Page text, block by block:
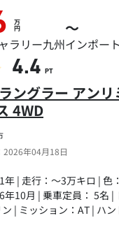
2026年04月18日
ングラー アンリ
4WD
年 | 走行：～3万キロ | 色
年10月 | 乗車定員： 5名 |
| ミッション：AT | ハ
万
円 ～
ラリー九州インポート
4.4 PT